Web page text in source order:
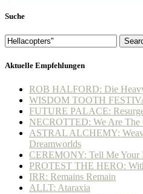
Suche
Aktuelle Empfehlungen
ROB HALFORD: Die
WISDOM TOOTH
FUTURE PALACE:
NECROTTED: We Are The
ASTRAL ALCHEMY:
Dreamworlds
CEREMONY: Tell Me Your
PROTEST THE HERO:
IRR: Remains Remain
ALLT: Ataraxia